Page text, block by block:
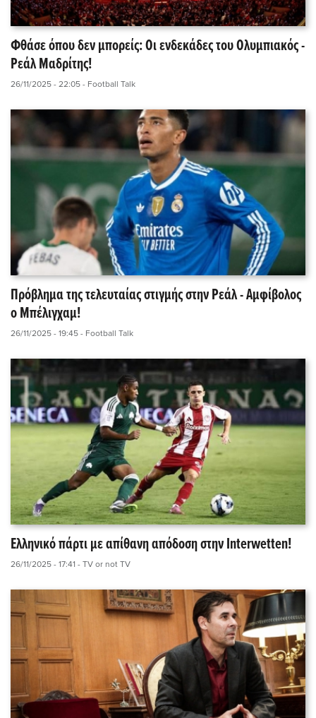
Φθάσε όπου δεν μπορείς: Οι ενδεκάδες του Ολυμπιακός -
Ρεάλ Μαδρίτης!
26/11/2025 - 22:05 - Football Talk
Πρόβλημα της τελευταίας στιγμής στην Ρεάλ - Αμφίβολος
ο Μπέλιγχαμ!
26/11/2025 - 19:45 - Football Talk
Ελληνικό πάρτι με απίθανη απόδοση στην Interwetten!
26/11/2025 - 17:41 - TV or not TV